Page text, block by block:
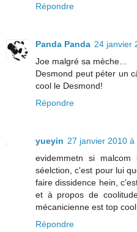
Répondre
Panda Panda 24 janvier
Joe malgré sa mèche...
Desmond peut péter un
cool le Desmond!
Répondre
yueyin 27 janvier 2010 à
evidemmetn si
séelction, c'est pour lui
faire dissidence hein,
et à propos de
mécanicienne est top
Répondre